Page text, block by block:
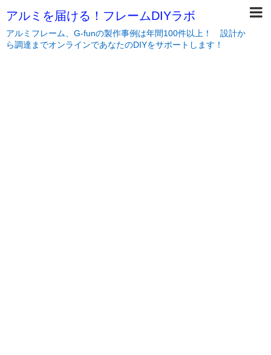
アルミを届ける！フレームDIYラボ
アルミフレーム、G-funの製作事例は年間100件以上！ 設計か
ら調達までオンラインであなたのDIYをサポートします！